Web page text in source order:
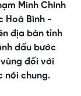
Minh Chính
Hoà Bình -
địa bàn tỉnh
dấu bước
đối với
nói chung.